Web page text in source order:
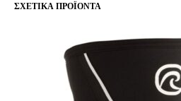
ΣΧΕΤΙΚΆ ΠΡΟΪΌΝΤΑ